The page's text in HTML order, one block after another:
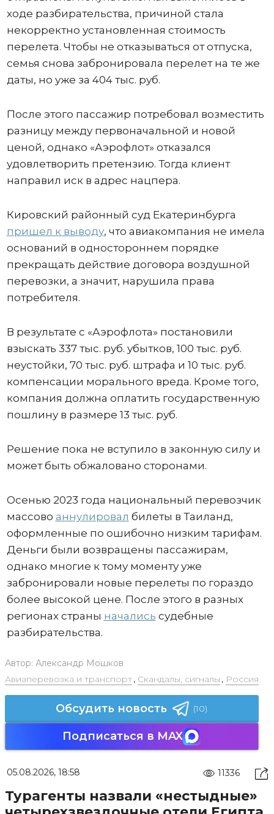
ходе разбирательства, причиной стала
некорректно установленная стоимость
перелета. Чтобы не отказываться от отпуска,
семья снова забронировала перелет на те же
даты, но уже за 404 тыс. руб.
После этого пассажир потребовал возместить
разницу между первоначальной и новой
ценой, однако «Аэрофлот» отказался
удовлетворить претензию. Тогда клиент
направил иск в адрес нацпера.
Кировский районный суд Екатеринбурга
пришел к выводу, что авиакомпания не имела
оснований в одностороннем порядке
прекращать действие договора воздушной
перевозки, а значит, нарушила права
потребителя.
В результате с «Аэрофлота» постановили
взыскать 337 тыс. руб. убытков, 100 тыс. руб.
неустойки, 70 тыс. руб. штрафа и 10 тыс. руб.
компенсации морального вреда. Кроме того,
компания должна оплатить государственную
пошлину в размере 13 тыс. руб.
Решение пока не вступило в законную силу и
может быть обжаловано сторонами.
Осенью 2023 года национальный перевозчик
массово аннулировал билеты в Таиланд,
оформленные по ошибочно низким тарифам.
Деньги были возвращены пассажирам,
однако многие к тому моменту уже
забронировали новые перелеты по гораздо
более высокой цене. После этого в разных
регионах страны начались судебные
разбирательства.
Автор: Александр Мошков
Авиаперевозка и транспорт, Скандалы, сигналы , Россия
Обсудить новость (10)
Подписаться в MAX
05.08.2026, 18:58 11336
Турагенты назвали «нестыдные»